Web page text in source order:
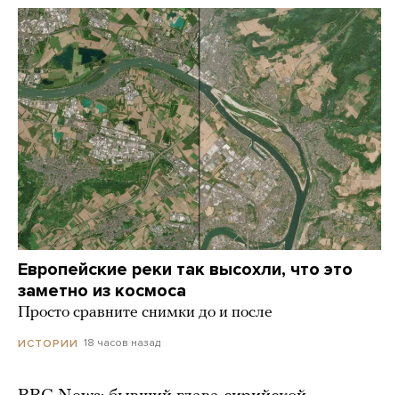
Европейские реки так высохли, что это
заметно из космоса
Просто сравните снимки до и после
ИСТОРИИ 18 часов назад